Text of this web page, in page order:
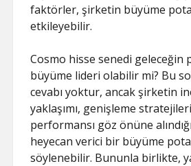
faktörler, şirketin büyüme
etkileyebilir.
Cosmo hisse senedi geleceğin
büyüme lideri olabilir mi? Bu
cevabı yoktur, ancak şirketin
yaklaşımı, genişleme
performansı göz önüne
heyecan verici bir büyüme
söylenebilir. Bununla birlikte,